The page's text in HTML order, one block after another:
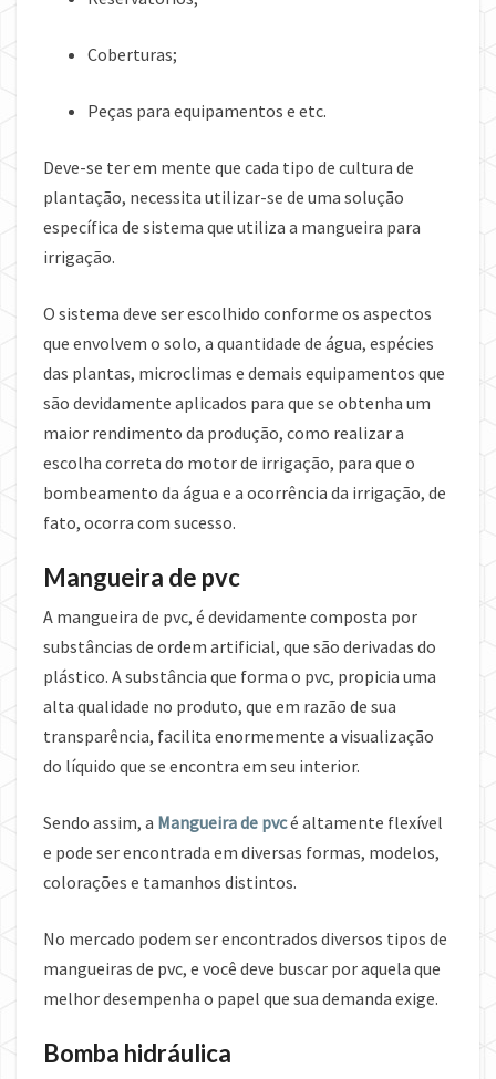
Coberturas;
Peças para equipamentos e etc.
Deve-se ter em mente que cada tipo de cultura de
plantação, necessita utilizar-se de uma solução
específica de sistema que utiliza a mangueira para
irrigação.
O sistema deve ser escolhido conforme os aspectos
que envolvem o solo, a quantidade de água, espécies
das plantas, microclimas e demais equipamentos que
são devidamente aplicados para que se obtenha um
maior rendimento da produção, como realizar a
escolha correta do motor de irrigação, para que o
bombeamento da água e a ocorrência da irrigação, de
fato, ocorra com sucesso.
Mangueira de pvc
A mangueira de pvc, é devidamente composta por
substâncias de ordem artificial, que são derivadas do
plástico. A substância que forma o pvc, propicia uma
alta qualidade no produto, que em razão de sua
transparência, facilita enormemente a visualização
do líquido que se encontra em seu interior.
Sendo assim, a Mangueira de pvcé altamente flexível
e pode ser encontrada em diversas formas, modelos,
colorações e tamanhos distintos.
No mercado podem ser encontrados diversos tipos de
mangueiras de pvc, e você deve buscar por aquela que
melhor desempenha o papel que sua demanda exige.
Bomba hidráulica